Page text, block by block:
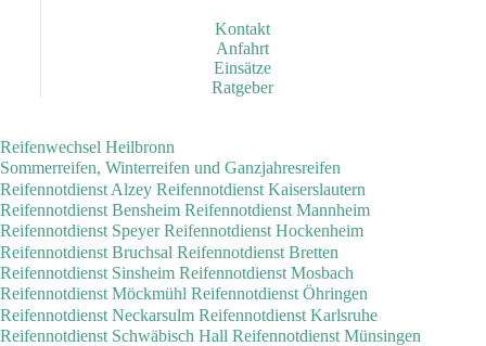
Kontakt
Anfahrt
Einsätze
Ratgeber
Reifenwechsel Heilbronn
Sommerreifen, Winterreifen und Ganzjahresreifen
Reifennotdienst Alzey Reifennotdienst Kaiserslautern
Reifennotdienst Bensheim Reifennotdienst Mannheim
Reifennotdienst Speyer Reifennotdienst Hockenheim
Reifennotdienst Bruchsal Reifennotdienst Bretten
Reifennotdienst Sinsheim Reifennotdienst Mosbach
Reifennotdienst Möckmühl Reifennotdienst Öhringen
Reifennotdienst Neckarsulm Reifennotdienst Karlsruhe
Reifennotdienst Schwäbisch Hall Reifennotdienst Münsingen